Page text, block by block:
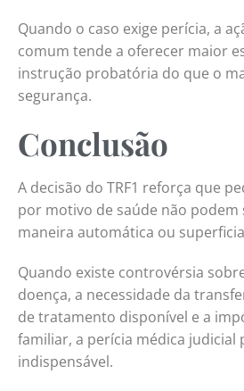
Quando o caso exige perícia, a
comum tende a oferecer maior
instrução probatória do que o
segurança.
Conclusão
A decisão do TRF1 reforça que
por motivo de saúde não podem
maneira automática ou
Quando existe controvérsia
doença, a necessidade da
de tratamento disponível e a
familiar, a perícia médica judicial
indispensável.